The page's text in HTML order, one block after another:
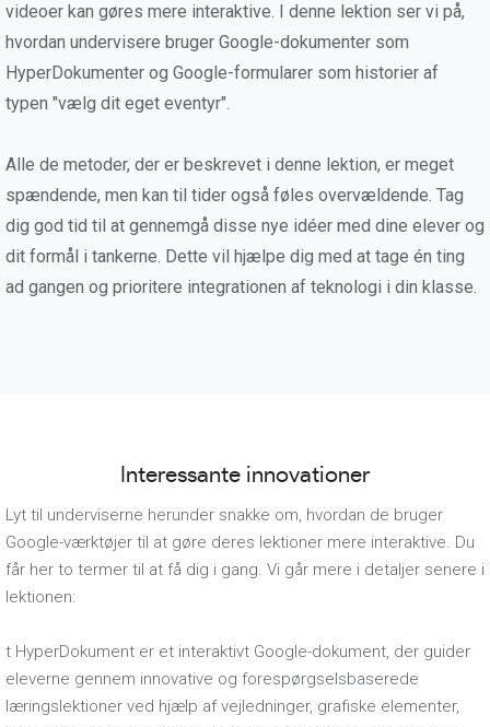
videoer kan gøres mere interaktive. I denne lektion ser vi på,
hvordan undervisere bruger Google-dokumenter som
HyperDokumenter og Google-formularer som historier af
typen "vælg dit eget eventyr".
Alle de metoder, der er beskrevet i denne lektion, er meget
spændende, men kan til tider også føles overvældende. Tag
dig god tid til at gennemgå disse nye idéer med dine elever og
dit formål i tankerne. Dette vil hjælpe dig med at tage én ting
ad gangen og prioritere integrationen af teknologi i din klasse.
Interessante innovationer
Lyt til underviserne herunder snakke om, hvordan de bruger
Google-værktøjer til at gøre deres lektioner mere interaktive. Du
får her to termer til at få dig i gang. Vi går mere i detaljer senere i
lektionen:
t HyperDokument er et interaktivt Google-dokument, der guider
eleverne gennem innovative og forespørgselsbaserede
læringslektioner ved hjælp af vejledninger, grafiske elementer,